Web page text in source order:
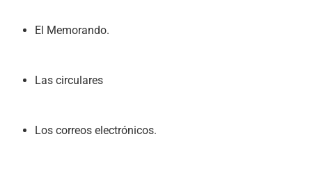
El Memorando.
Las circulares
Los correos electrónicos.